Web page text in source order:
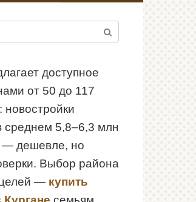
доступное
от 50 до 117
новостройки
среднем 5,8–6,3 млн
— дешевле, но
Выбор района
— купить